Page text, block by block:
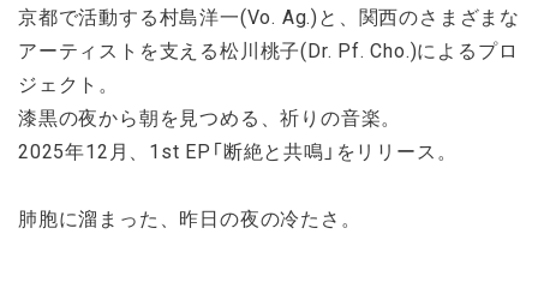
京都で活動する村島洋一(Vo. Ag.)と、関西のさまざまな
アーティストを支える松川桃子(Dr. Pf. Cho.)によるプロ
ジェクト。
漆黒の夜から朝を見つめる、祈りの音楽。
2025年12月、1st EP「断絶と共鳴」をリリース。
肺胞に溜まった、昨日の夜の冷たさ。